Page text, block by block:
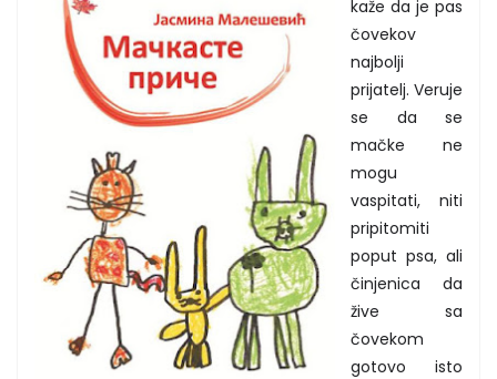
kaže da je pas
čovekov
najbolji
prijatelj. Veruje
se da se
mačke ne
mogu
vaspitati, niti
pripitomiti
poput psa, ali
činjenica da
žive sa
čovekom
gotovo isto